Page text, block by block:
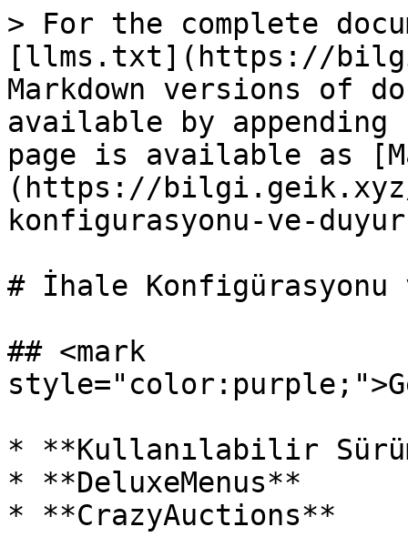
> For the complete
[llms.txt](https://
Markdown versions of
available by
page is available as
(https://
konfigurasyonu-ve-
# İhale Konfigürasyonu
## <mark
* **Kullanılabilir
* **DeluxeMenus**
* **CrazyAuctions**